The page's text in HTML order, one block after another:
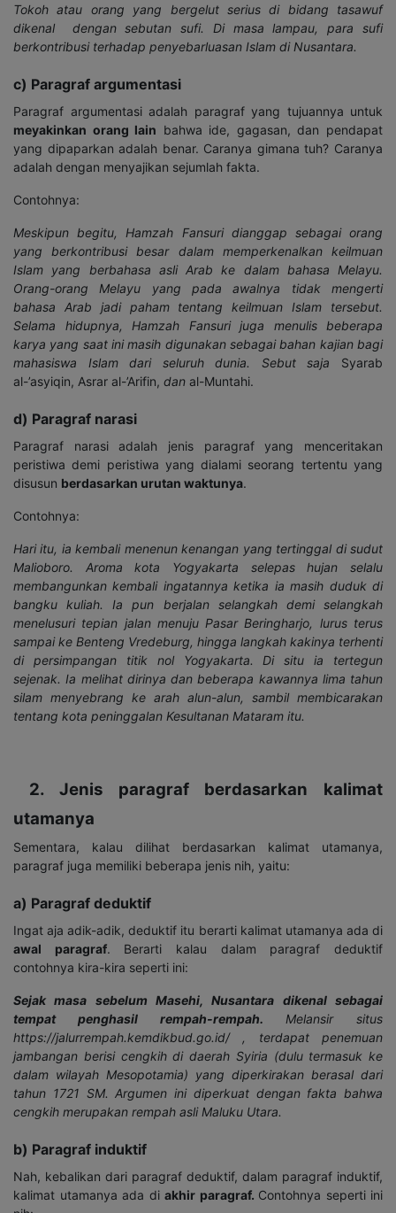
Tokoh atau orang yang bergelut serius di bidang tasawuf
dikenal dengan sebutan sufi. Di masa lampau, para sufi
berkontribusi terhadap penyebarluasan Islam di Nusantara.
c) Paragraf argumentasi
Paragraf argumentasi adalah paragraf yang tujuannya untuk
meyakinkan orang lain bahwa ide, gagasan, dan pendapat
yang dipaparkan adalah benar. Caranya gimana tuh? Caranya
adalah dengan menyajikan sejumlah fakta.
Contohnya:
Meskipun begitu, Hamzah Fansuri dianggap sebagai orang
yang berkontribusi besar dalam memperkenalkan keilmuan
Islam yang berbahasa asli Arab ke dalam bahasa Melayu.
Orang-orang Melayu yang pada awalnya tidak mengerti
bahasa Arab jadi paham tentang keilmuan Islam tersebut.
Selama hidupnya, Hamzah Fansuri juga menulis beberapa
karya yang saat ini masih digunakan sebagai bahan kajian bagi
mahasiswa Islam dari seluruh dunia. Sebut saja Syarab
al-’asyiqin, Asrar al-’Arifin, dan al-Muntahi.
d) Paragraf narasi
Paragraf narasi adalah jenis paragraf yang menceritakan
peristiwa demi peristiwa yang dialami seorang tertentu yang
disusun berdasarkan urutan waktunya.
Contohnya:
Hari itu, ia kembali menenun kenangan yang tertinggal di sudut
Malioboro. Aroma kota Yogyakarta selepas hujan selalu
membangunkan kembali ingatannya ketika ia masih duduk di
bangku kuliah. Ia pun berjalan selangkah demi selangkah
menelusuri tepian jalan menuju Pasar Beringharjo, lurus terus
sampai ke Benteng Vredeburg, hingga langkah kakinya terhenti
di persimpangan titik nol Yogyakarta. Di situ ia tertegun
sejenak. Ia melihat dirinya dan beberapa kawannya lima tahun
silam menyebrang ke arah alun-alun, sambil membicarakan
tentang kota peninggalan Kesultanan Mataram itu.
2. Jenis paragraf berdasarkan kalimat
utamanya
Sementara, kalau dilihat berdasarkan kalimat utamanya,
paragraf juga memiliki beberapa jenis nih, yaitu:
a) Paragraf deduktif
Ingat aja adik-adik, deduktif itu berarti kalimat utamanya ada di
awal paragraf. Berarti kalau dalam paragraf deduktif
contohnya kira-kira seperti ini:
Sejak masa sebelum Masehi, Nusantara dikenal sebagai
tempat penghasil rempah-rempah. Melansir situs
https://jalurrempah.kemdikbud.go.id/ , terdapat penemuan
jambangan berisi cengkih di daerah Syiria (dulu termasuk ke
dalam wilayah Mesopotamia) yang diperkirakan berasal dari
tahun 1721 SM. Argumen ini diperkuat dengan fakta bahwa
cengkih merupakan rempah asli Maluku Utara.
b) Paragraf induktif
Nah, kebalikan dari paragraf deduktif, dalam paragraf induktif,
kalimat utamanya ada di akhir paragraf. Contohnya seperti ini